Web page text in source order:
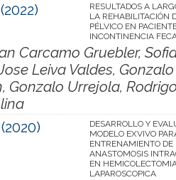
RESULTADOS A
LA REHABILITACIÓN
PÉLVICO EN
INCONTINENCIA
Carcamo Gruebler,
Leiva Valdes,
Gonzalo Urrejola,
DESARROLLO Y
MODELO EXVIVO
ENTRENAMIENTO DE
ANASTOMOSIS
EN
LAPAROSCOPICA